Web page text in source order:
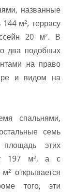
названные
м², террасу
20 м². В
два подобных
на право
и видом на
спальнями,
семь
этих
197 м², а с
открывается
того, эти